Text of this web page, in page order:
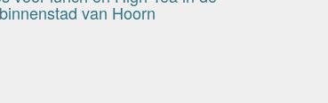
binnenstad van Hoorn